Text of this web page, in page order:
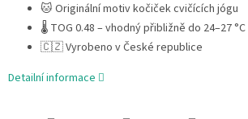
🐱 Originální motiv kočiček cvičících jógu
🌡️ TOG 0.48 – vhodný přibližně do 24–27 °C
🇨🇿 Vyrobeno v České republice
Detailní informace